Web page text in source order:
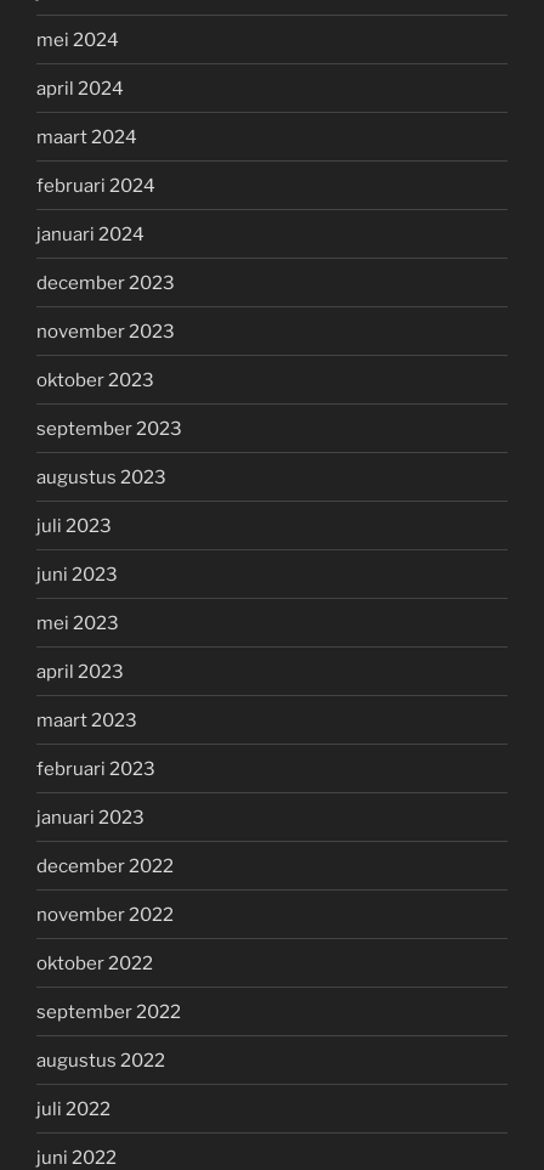
mei 2024
april 2024
maart 2024
februari 2024
januari 2024
december 2023
november 2023
oktober 2023
september 2023
augustus 2023
juli 2023
juni 2023
mei 2023
april 2023
maart 2023
februari 2023
januari 2023
december 2022
november 2022
oktober 2022
september 2022
augustus 2022
juli 2022
juni 2022